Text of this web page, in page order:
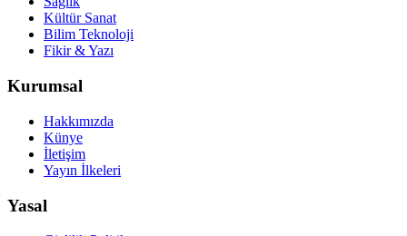
Kültür Sanat
Bilim Teknoloji
Fikir & Yazı
Kurumsal
Hakkımızda
Künye
İletişim
Yayın İlkeleri
Yasal